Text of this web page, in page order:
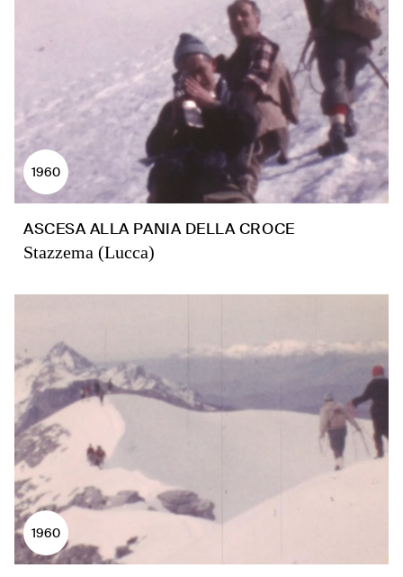
1960
ASCESA ALLA PANIA DELLA CROCE
Stazzema (Lucca)
1960